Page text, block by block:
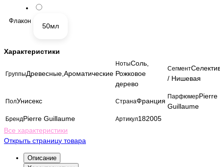
Флакон
50мл
Характеристики
ГруппыДревесные,Ароматические
НотыСоль,
Рожковое
дерево
Сегмент
/ Нишевая
ПолУнисекс СтранаФранция
ПарфюмерPierre
Guillaume
БрендPierre Guillaume Артикул182005
Все характеристики
Открыть страницу товара
Описание